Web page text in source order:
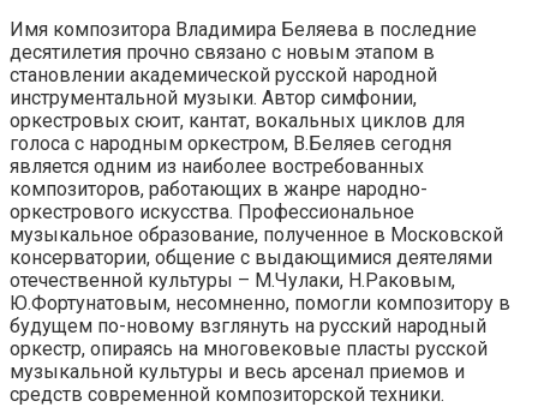
Имя композитора Владимира Беляева в последние
десятилетия прочно связано с новым этапом в
становлении академической русской народной
инструментальной музыки. Автор симфонии,
оркестровых сюит, кантат, вокальных циклов для
голоса с народным оркестром, В.Беляев сегодня
является одним из наиболее востребованных
композиторов, работающих в жанре народно-
оркестрового искусства. Профессиональное
музыкальное образование, полученное в Московской
консерватории, общение с выдающимися деятелями
отечественной культуры – М.Чулаки, Н.Раковым,
Ю.Фортунатовым, несомненно, помогли композитору в
будущем по-новому взглянуть на русский народный
оркестр, опираясь на многовековые пласты русской
музыкальной культуры и весь арсенал приемов и
средств современной композиторской техники.